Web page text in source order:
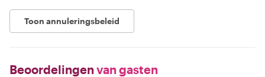
Toon annuleringsbeleid
Beoordelingen van gasten